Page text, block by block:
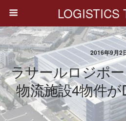
LOGISTICS
2016年9月2
ラサールロジポ
物流施設4物件